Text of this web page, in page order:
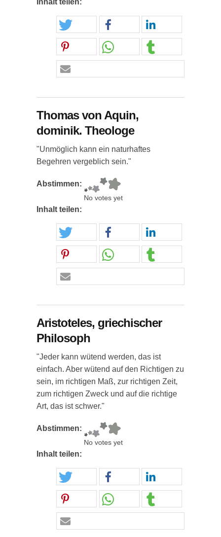
Inhalt teilen:
Thomas von Aquin,
dominik. Theologe
"Unmöglich kann ein naturhaftes
Begehren vergeblich sein."
Abstimmen:
No votes yet
Inhalt teilen:
Aristoteles, griechischer
Philosoph
"Jeder kann wütend werden, das ist
einfach. Aber wütend auf den Richtigen zu
sein, im richtigen Maß, zur richtigen Zeit,
zum richtigen Zweck und auf die richtige
Art, das ist schwer."
Abstimmen:
No votes yet
Inhalt teilen: